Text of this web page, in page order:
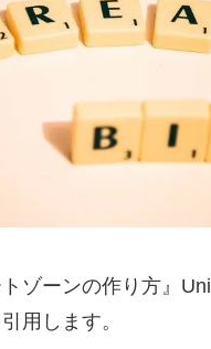
トゾーンの作り方』
用します。